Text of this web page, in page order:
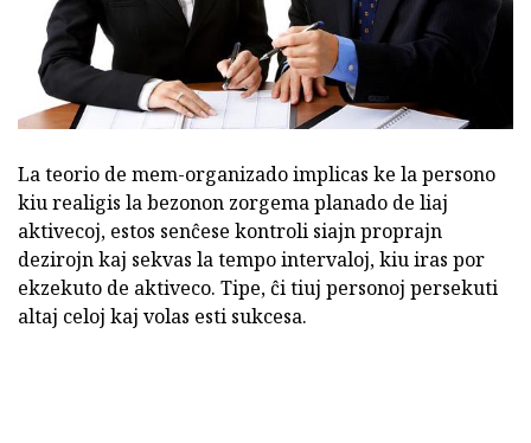
La teorio de mem-organizado implicas ke la persono
kiu realigis la bezonon zorgema planado de liaj
aktivecoj, estos senĉese kontroli siajn proprajn
dezirojn kaj sekvas la tempo intervaloj, kiu iras por
ekzekuto de aktiveco. Tipe, ĉi tiuj personoj persekuti
altaj celoj kaj volas esti sukcesa.